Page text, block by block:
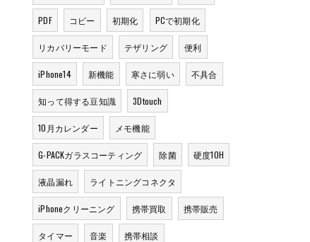
PDF コピー 初期化 PCで初期化
リカバリーモード テザリング 便利
iPhone14 新機能 寒さに弱い 不具合
知って得する豆知識 3Dtouch
10月カレンダー メモ機能
G-PACKガラスコーティング 除菌 硬度10H
液晶漏れ ライトニングコネクタ
iPhoneクリーニング 携帯買取 携帯販売
タイマー 音楽 携帯相談